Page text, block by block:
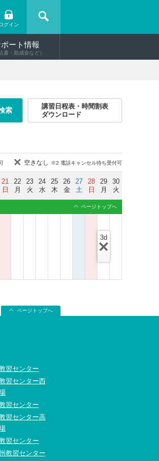
グイン
ート情報
書・助成金など）
索
講習日程表・時間割表
ダウンロード
空きなし ※2 電話キャンセル待ち受付可
21
日
22
月
23
火
24
水
25
木
26
金
27
土
28
日
29
月
30
火
ページトップへ
3d
ページトップへ
習センター
習センター西
習センター
習センター高
習センター
教習センター